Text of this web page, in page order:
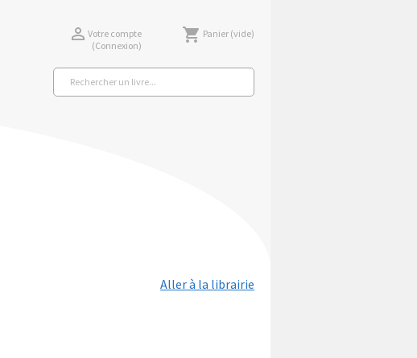
 Votre compte
(Connexion)
shopping_cart Panier (vide)
Aller à la librairie